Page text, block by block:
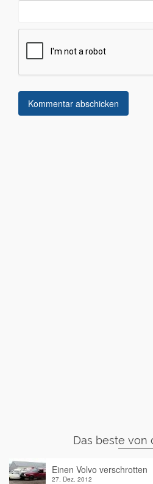
Das beste von
Einen Volvo verschrotten
27. Dez. 2012